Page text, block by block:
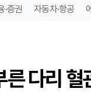
·증권 자동차·항공
른 다리